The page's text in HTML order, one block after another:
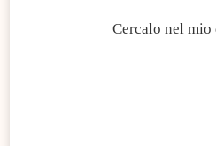
Cercalo nel